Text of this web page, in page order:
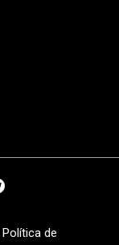
Política de